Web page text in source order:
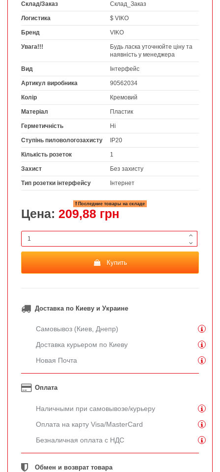
Склад/Заказ Склад_Заказ
Логистика $ VIKO
Бренд VIKO
Увага!!!
Будь ласка уточнюйте ціну та
наявність у менеджера
Вид Інтерфейс
Артикул виробника 90562034
Колір Кремовий
Матеріал Пластик
Герметичність Ні
Ступінь пиловологозахисту IP20
Кількість розеток 1
Захист Без захисту
Тип розетки інтерфейсу Інтернет
Последние товары на складе
Цена: 209,88 грн
Купить
Доставка по Киеву и Украине
Самовывоз (Киев, Днепр)
Доставка курьером по Киеву
Новая Почта
Оплата
Наличными при самовывозе/курьеру
Оплата на карту Visa/MasterCard
Безналичная оплата с НДС
Обмен и возврат товара